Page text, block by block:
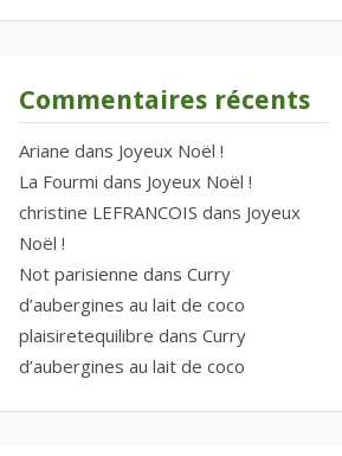
Commentaires récents
Ariane dans Joyeux Noël !
La Fourmi dans Joyeux Noël !
christine LEFRANCOIS dans Joyeux
Noël !
Not parisienne dans Curry
d’aubergines au lait de coco
plaisiretequilibre dans Curry
d’aubergines au lait de coco